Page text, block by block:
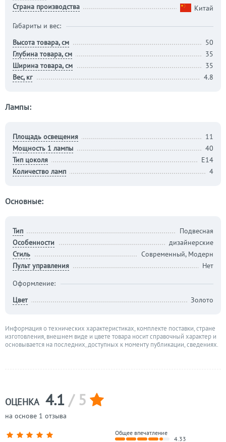
Страна производства
Китай
Габариты и вес:
Высота товара, см
50
Глубина товара, см
35
Ширина товара, см
35
Вес, кг
4.8
Лампы:
Площадь освещения
11
Мощность 1 лампы
40
Тип цоколя
E14
Количество ламп
4
Основные:
Тип
Подвесная
Особенности
дизайнерские
Стиль
Современный, Модерн
Пульт управления
Нет
Оформление:
Цвет
Золото
Информация о технических характеристиках, комплекте поставки, стране
изготовления, внешнем виде и цвете товара носит справочный характер и
основывается на последних, доступных к моменту публикации, сведениях.
ОЦЕНКА 4.1 / 5
на основе 1 отзыва
Общее впечатление
4.33